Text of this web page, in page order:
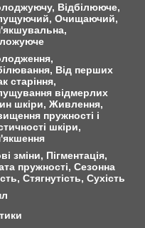
Відбілююче,
Очищаючий,
Від перших
старіння,
відмерлих
шкіри, Живлення,
пружності і
шкіри,
зміни, Пігментація,
пружності, Сезонна
Стягнутість, Сухість